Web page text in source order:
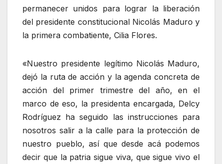
permanecer unidos para lograr la liberación
del presidente constitucional Nicolás Maduro y
la primera combatiente, Cilia Flores.
«Nuestro presidente legítimo Nicolás Maduro,
dejó la ruta de acción y la agenda concreta de
acción del primer trimestre del año, en el
marco de eso, la presidenta encargada, Delcy
Rodríguez ha seguido las instrucciones para
nosotros salir a la calle para la protección de
nuestro pueblo, así que desde acá podemos
decir que la patria sigue viva, que sigue vivo el